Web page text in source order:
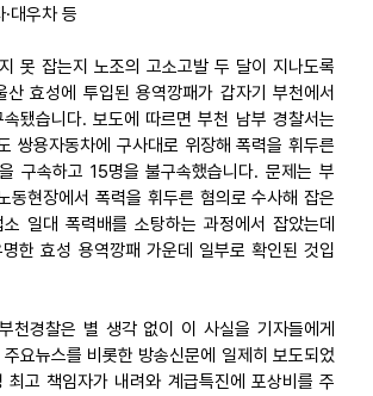
대우차 등
못 잡는지 노조의 고소고발 두 달이 지나도록
산 효성에 투입된 용역깡패가 갑자기 부천에서
됐습니다. 보도에 따르면 부천 남부 경찰서는
쌍용자동차에 구사대로 위장해 폭력을 휘두른
구속하고 15명을 불구속했습니다. 문제는 부
동현장에서 폭력을 휘두른 혐의로 수사해 잡은
일대 폭력배를 소탕하는 과정에서 잡았는데
한 효성 용역깡패 가운데 일부로 확인된 것입
천경찰은 별 생각 없이 이 사실을 기자들에게
요뉴스를 비롯한 방송신문에 일제히 보도되었
최고 책임자가 내려와 계급특진에 포상비를 주